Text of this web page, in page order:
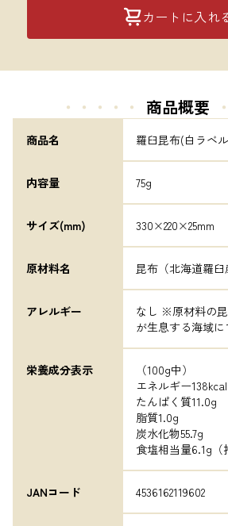
カートに入れ
・・・・・ 商品概要
商品名 羅臼昆布(白ラベ
内容量 75g
サイズ(mm) 330×220×25mm
原材料名 昆布（北海道羅臼
アレルギー
なし ※原材料の昆
が生息する海域に
栄養成分表示
（100g中）
エネルギー138kcal
たんぱく質11.0g
脂質1.0g
炭水化物55.7g
食塩相当量6.1g（
JANコード 4536162119602